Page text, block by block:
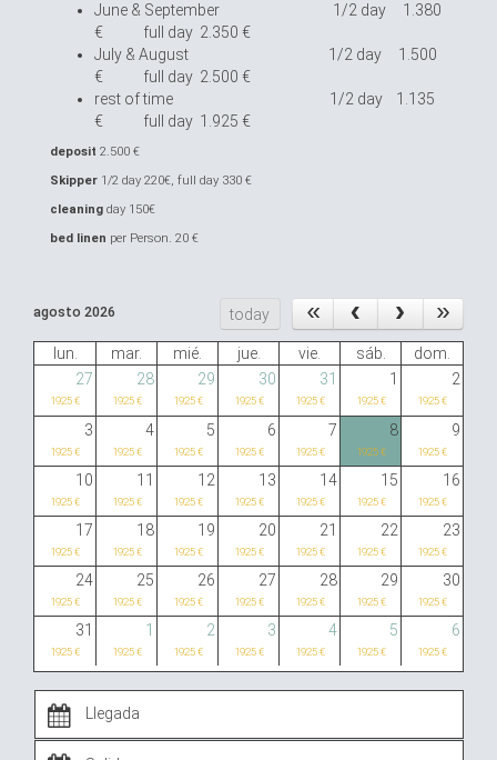
June & September 1/2 day 1.380
€ full day 2.350 €
July & August 1/2 day 1.500
€ full day 2.500 €
rest of time 1/2 day 1.135
€ full day 1.925 €
deposit 2.500 €
Skipper 1/2 day 220€, full day 330 €
cleaning day 150€
bed linen per Person. 20 €
agosto 2026 today
lun. mar. mié. jue. vie. sáb.
dom.
27
28 29 30 31 1 2
1925 € 1925 € 1925 € 1925 € 1925 € 1925 € 1925 €
3 4 5 6 7 8 9
1925 € 1925 € 1925 € 1925 € 1925 € 1925 € 1925 €
10 11 12 13 14 15 16
1925 € 1925 € 1925 € 1925 € 1925 € 1925 € 1925 €
17 18 19 20 21 22 23
1925 € 1925 € 1925 € 1925 € 1925 € 1925 € 1925 €
24 25 26 27 28 29 30
1925 € 1925 € 1925 € 1925 € 1925 € 1925 € 1925 €
31 1 2 3 4 5 6
1925 € 1925 € 1925 € 1925 € 1925 € 1925 € 1925 €